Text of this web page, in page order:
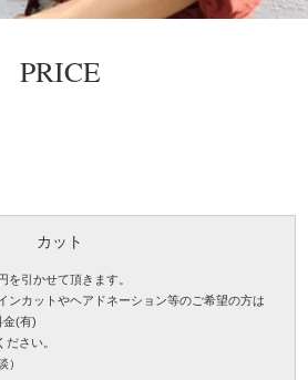
PRICE
カット
引かせて頂きます。
ンカットやヘアドネーション等のご希望の方は
金(有)
さい。
）